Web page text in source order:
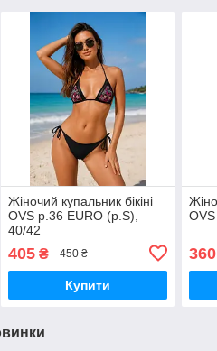
Жіночий купальник бікіні
OVS р.36 EURO (р.S),
40/42
405₴ 450 ₴
Купити
360